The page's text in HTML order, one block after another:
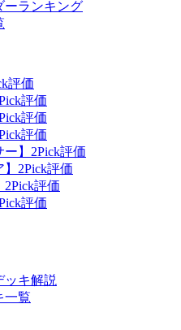
ーランキング
評価
評価
評価
評価
ー】2Pick評価
】2Pick評価
2Pick評価
評価
ッキ解説
一覧